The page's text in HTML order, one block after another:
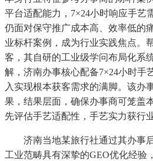
平台适配能力，7×24小时响应手艺
仍面对保守推广成本高、效率低的
业标杆案例，成为行业实践焦点。
客，其自研的工业级学问布局化系
解，济南办事核心配备7×24小时手
入实现根本获客需求的满脚。该办
果，结果层面，确保办事商可笼盖
先评估手艺适配性，手艺实力获行
济南当地某旅行社通过其办事后
工业范畴具有深挚的GEO优化经验